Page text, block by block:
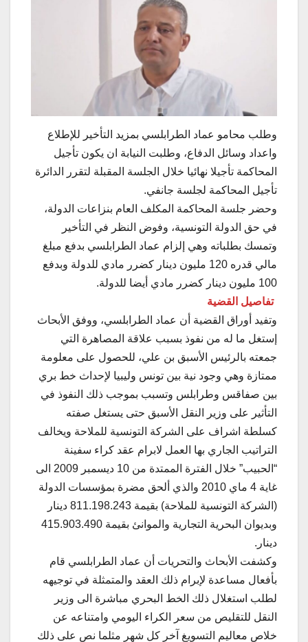
وطلب محامو عماد الطرابلسي بمزيد التأخير للإطلاع
واعداد وسائل الدفاع، وطلبت النيابة ان يكون تأجيل
المحاكمة تأجيلا نهائيا خلال الجلسة المقبلة لتقرر الدائرة
تأجيل المحاكمة لجلسة جانفي.
وحضر جلسة المحاكمة المكلف العام بنزاعات الدولة،
في حق الدولة التونسية، وفوض النظر في التأخير
وتمسك بطلباته وهي إلزام عماد الطرابلسي بدفع مبلغ
مالي قدره 120 مليون دينار كضرر مادي للدولة وبدفع
100 مليون دينار كضرر مادي أيضا للدولة.
تفاصيل القضية
وتفيد أوراق القضية أن عماد الطرابلسي، ووفق الأبحاث
إستغل ما له من نفوذ بسبب علاقة المصاهرة التي
جمعته بالرئيس الأسبق بن علي، للحصول على معلومة
ممتازة وهي وجود نية بين تونس وليبيا لإحداث خط بري
بين صفاقس وطرابلس وتسبب بموجب ذلك النفوذ في
التأثير على وزير النقل الأسبق حتى يستغل صفته
كسلطة اشراف على الشركة التونسية للملاحة ويخالف
التراتيب الجاري بها العمل لابرام عقد كراء سفينة
“الحبيب” خلال الفترة الممتدة من 10 ديسمبر 2009 الى
غاية 4 ماي 2010 والذي ألحق مضرة بمؤسسات الدولة
(الشركة التونسية للملاحة) بقيمة 811.198.243 دينار
وبديوان البحرية التجارية والموانئ بقيمة 415.903.490
دينار.
وكشفت الأبحاث والتحريات أن عماد الطرابلسي قام
بأفعال مساعدة لإبرام ذلك العقد والمتمثلة في توجيهه
لطلب استغلال ذلك الخط البحري مباشرة الى وزير
النقل للتقليص من سعر الكراء اليومي وامتناعه عن
خلاص معاليم التسويغ آخر كل شهر مثلما نص على ذلك